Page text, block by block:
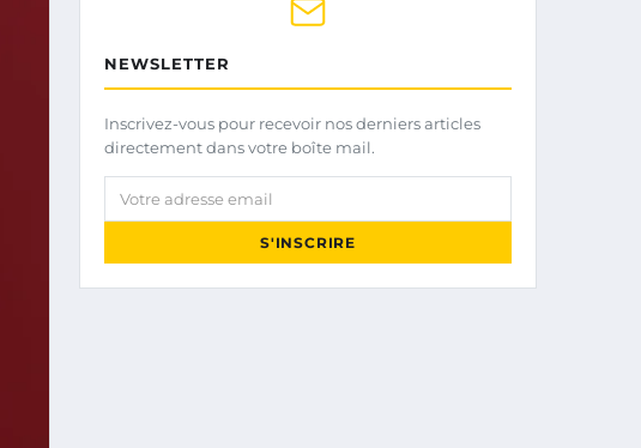
NEWSLETTER
Inscrivez-vous pour recevoir nos derniers articles
directement dans votre boîte mail.
Votre adresse email
S'INSCRIRE